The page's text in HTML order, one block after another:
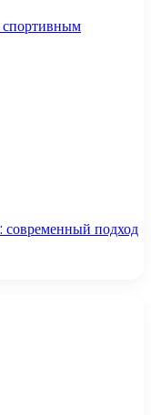
спортивным
современный подход